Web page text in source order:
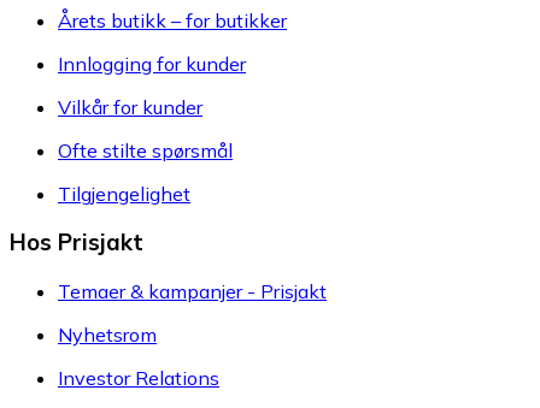
Årets butikk – for butikker
Innlogging for kunder
Vilkår for kunder
Ofte stilte spørsmål
Tilgjengelighet
Hos Prisjakt
Temaer & kampanjer - Prisjakt
Nyhetsrom
Investor Relations